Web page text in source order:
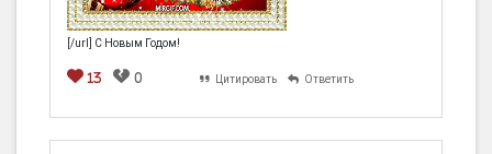
[/url] С Новым Годом!
13 0 Цитировать Ответить